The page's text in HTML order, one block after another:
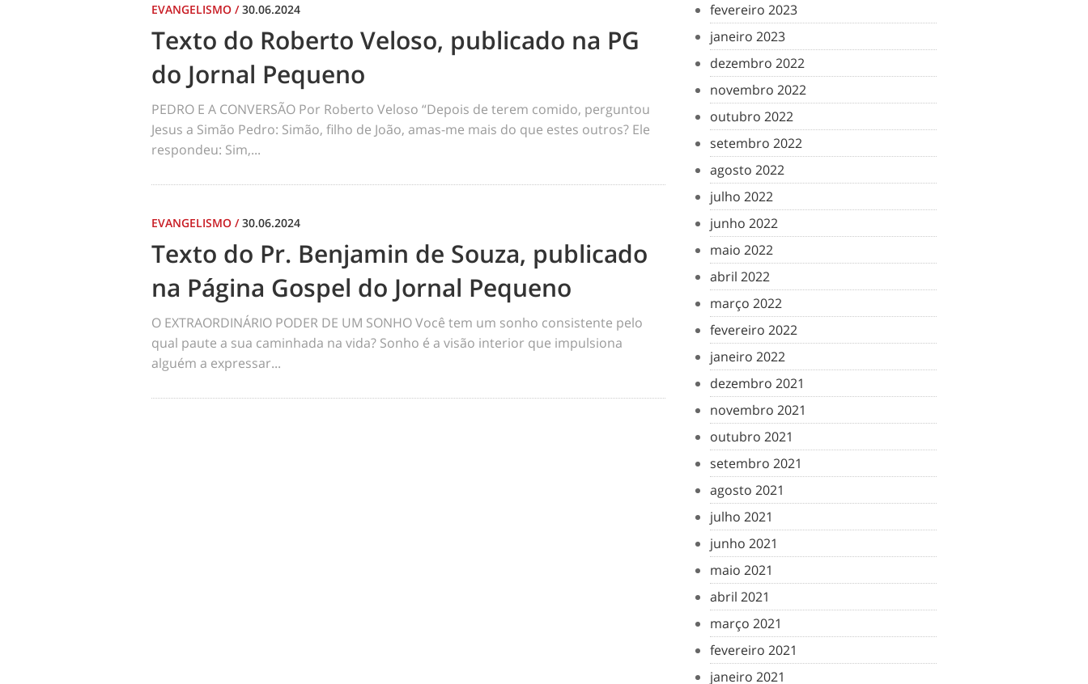
EVANGELISMO /30.06.2024
Texto do Roberto Veloso, publicado na PG
do Jornal Pequeno
PEDRO E A CONVERSÃO Por Roberto Veloso “Depois de terem comido, perguntou
Jesus a Simão Pedro: Simão, filho de João, amas-me mais do que estes outros? Ele
respondeu: Sim,...
EVANGELISMO /30.06.2024
Texto do Pr. Benjamin de Souza, publicado
na Página Gospel do Jornal Pequeno
O EXTRAORDINÁRIO PODER DE UM SONHO Você tem um sonho consistente pelo
qual paute a sua caminhada na vida? Sonho é a visão interior que impulsiona
alguém a expressar...
fevereiro 2023
janeiro 2023
dezembro 2022
novembro 2022
outubro 2022
setembro 2022
agosto 2022
julho 2022
junho 2022
maio 2022
abril 2022
março 2022
fevereiro 2022
janeiro 2022
dezembro 2021
novembro 2021
outubro 2021
setembro 2021
agosto 2021
julho 2021
junho 2021
maio 2021
abril 2021
março 2021
fevereiro 2021
janeiro 2021